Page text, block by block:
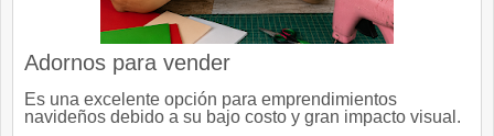
Adornos para vender
Es una excelente opción para emprendimientos
navideños debido a su bajo costo y gran impacto visual.